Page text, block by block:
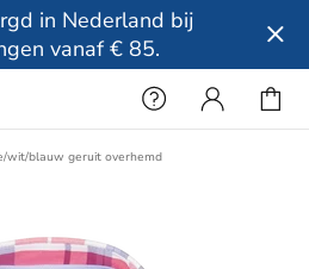
in Nederland bij
vanaf € 85.
wit/blauw geruit overhemd